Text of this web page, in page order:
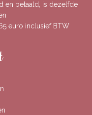
en betaald, is dezelfde
euro inclusief BTW